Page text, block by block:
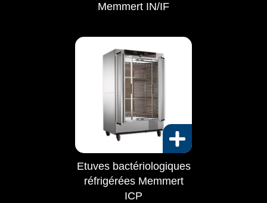
Memmert IN/IF
Etuves bactériologiques
réfrigérées Memmert
ICP